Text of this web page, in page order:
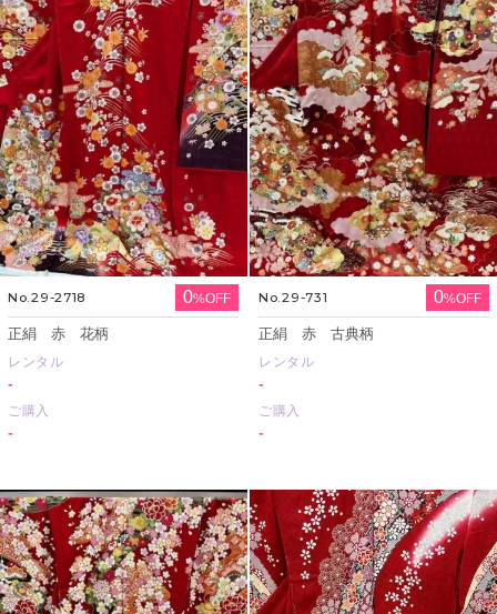
No.29-2718 0%OFF
正絹 赤 花柄
レンタル
-
ご購入
-
No.29-731 0%OFF
正絹 赤 古典柄
レンタル
-
ご購入
-